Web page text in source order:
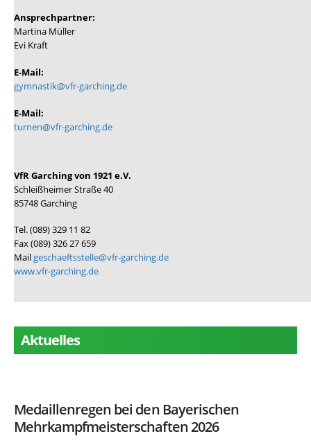
Ansprechpartner:
Martina Müller
Evi Kraft
E-Mail:
gymnastik@vfr-garching.de
E-Mail:
turnen@vfr-garching.de
VfR Garching von 1921 e.V.
Schleißheimer Straße 40
85748 Garching
Tel. (089) 329 11 82
Fax (089) 326 27 659
Mailgeschaeftsstelle@vfr-garching.de
www.vfr-garching.de
Aktuelles
Medaillenregen bei den Bayerischen
Mehrkampfmeisterschaften 2026